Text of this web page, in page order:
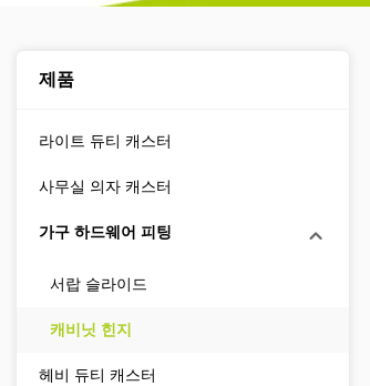
제품
라이트 듀티 캐스터
사무실 의자 캐스터
가구 하드웨어 피팅
서랍 슬라이드
캐비닛 힌지
헤비 듀티 캐스터